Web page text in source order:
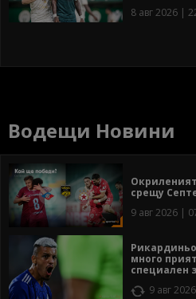
8 авг 2026 |
Водещи Новини
срещу
9 авг 2026 |
много
специален
9 авг